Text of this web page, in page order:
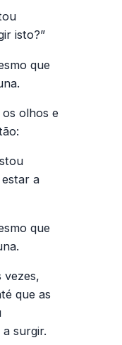
isto?”
que
olhos e
a
que
vezes,
que as
surgir.